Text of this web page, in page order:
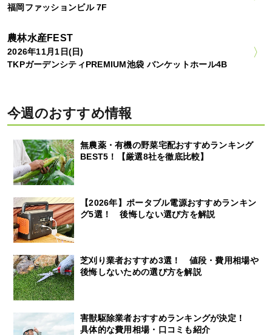
福岡ファッションビル 7F
農林水産FEST
2026年11月1日(日)
TKPガーデンシティPREMIUM池袋 バンケットホール4B
今週のおすすめ情報
無農薬・有機の野菜宅配おすすめランキング
BEST5！【厳選8社を徹底比較】
【2026年】ポータブル電源おすすめランキン
グ5選！ 後悔しない選び方を解説
芝刈り業者おすすめ3選！ 値段・費用相場や
後悔しないための選び方を解説
害獣駆除業者おすすめランキングが決定！
具体的な費用相場・口コミも紹介